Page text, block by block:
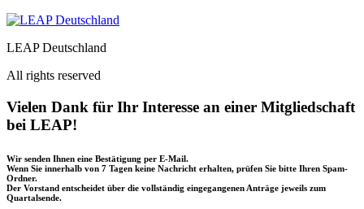
LEAP Deutschland
All rights reserved
Vielen Dank für Ihr Interesse an einer Mitgliedschaft
bei LEAP!
Wir senden Ihnen eine Bestätigung per E-Mail.
Wenn Sie innerhalb von 7 Tagen keine Nachricht erhalten, prüfen Sie bitte Ihren Spam-
Ordner.
Der Vorstand entscheidet über die vollständig eingegangenen Anträge jeweils zum
Quartalsende.